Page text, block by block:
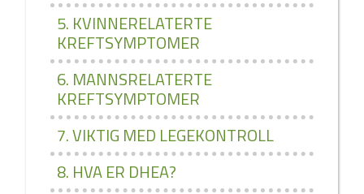
5. KVINNERELATERTE
KREFTSYMPTOMER
6. MANNSRELATERTE
KREFTSYMPTOMER
7. VIKTIG MED LEGEKONTROLL
8. HVA ER DHEA?